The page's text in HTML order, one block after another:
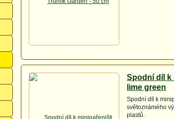
Spodní díl k
lime green
Spodní díl k
světoznámého
plastů.